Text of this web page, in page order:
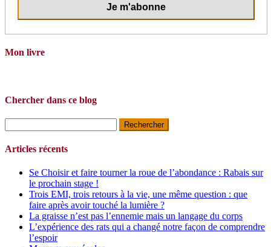
Mon livre
Chercher dans ce blog
Articles récents
Se Choisir et faire tourner la roue de l’abondance : Rabais sur
le prochain stage !
Trois EMI, trois retours à la vie, une même question : que
faire après avoir touché la lumière ?
La graisse n’est pas l’ennemie mais un langage du corps
L’expérience des rats qui a changé notre façon de comprendre
l’espoir